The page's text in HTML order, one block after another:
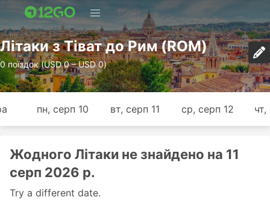
Лiтаки з Тіват до Рим (ROM)
0 поїздок (USD 0 – USD 0)
пн, серп 10 вт, серп 11 ср, серп 12
Жодного Лiтаки не знайдено на 11
серп 2026 р.
Try a different date.